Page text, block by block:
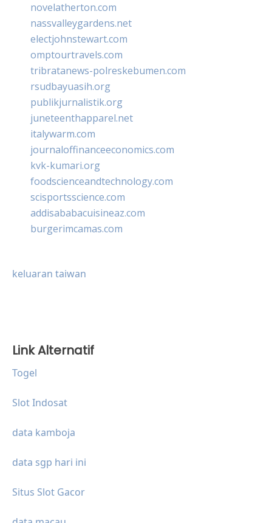
novelatherton.com
nassvalleygardens.net
electjohnstewart.com
omptourtravels.com
tribratanews-polreskebumen.com
rsudbayuasih.org
publikjurnalistik.org
juneteenthapparel.net
italywarm.com
journaloffinanceeconomics.com
kvk-kumari.org
foodscienceandtechnology.com
scisportsscience.com
addisababacuisineaz.com
burgerimcamas.com
keluaran taiwan
Link Alternatif
Togel
Slot Indosat
data kamboja
data sgp hari ini
Situs Slot Gacor